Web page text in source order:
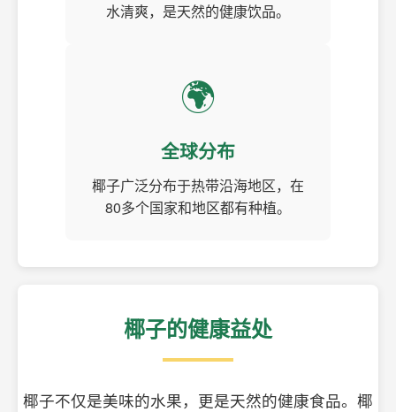
水清爽，是天然的健康饮品。
🌍
全球分布
椰子广泛分布于热带沿海地区，在
80多个国家和地区都有种植。
椰子的健康益处
椰子不仅是美味的水果，更是天然的健康食品。椰